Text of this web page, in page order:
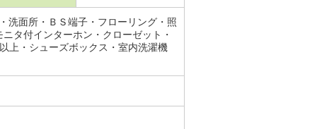
洗面所・ＢＳ端子・フローリング・照
タ付インターホン・クローゼット・
上・シューズボックス・室内洗濯機